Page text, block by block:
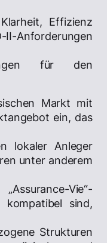
Effizienz
II-Anforderungen
für den
Markt mit
ein, das
lokaler Anleger
unter anderem
Vie“-
kompatibel sind,
Strukturen